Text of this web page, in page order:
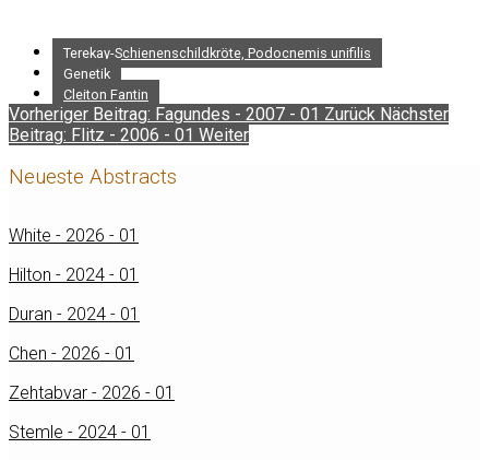
Terekay-Schienenschildkröte, Podocnemis unifilis
Genetik
Cleiton Fantin
Vorheriger Beitrag: Fagundes - 2007 - 01 Zurück Nächster
Beitrag: Flitz - 2006 - 01 Weiter
Neueste Abstracts
White - 2026 - 01
Hilton - 2024 - 01
Duran - 2024 - 01
Chen - 2026 - 01
Zehtabvar - 2026 - 01
Stemle - 2024 - 01